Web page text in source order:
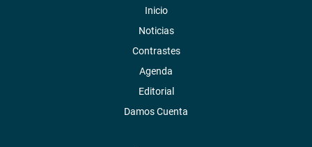
Inicio
Noticias
Contrastes
Agenda
Editorial
Damos Cuenta